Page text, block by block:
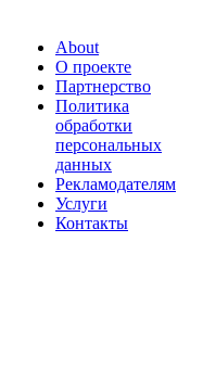
About
О проекте
Партнерство
Политика
обработки
персональных
данных
Рекламодателям
Услуги
Контакты